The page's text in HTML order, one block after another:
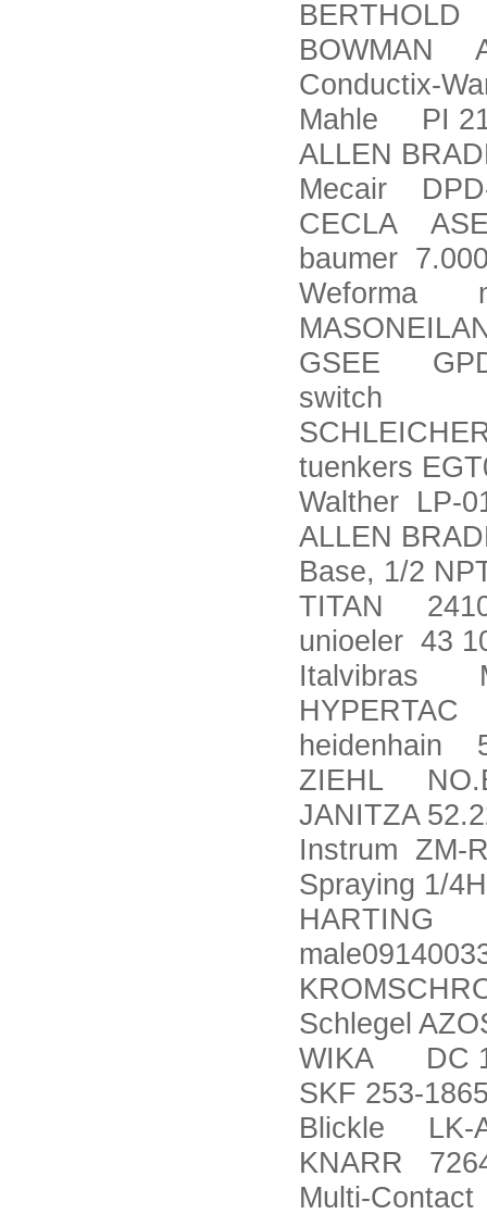
BERTHOLD
BOWMAN
Conductix-
Mahle PI
ALLEN
Mecair
CECLA
baumer
Weforma
GSEE
switch
tuenkers
Walther LP-
ALLEN
Base, 1/2
TITAN
unioeler 43
Italvibras
HYPERTAC
heidenhain
ZIEHL
JANITZA
Instrum ZM-
Spraying 1/
HARTING
Schlegel
WIKA DC
SKF 253-
Blickle LK-
KNARR
Multi-